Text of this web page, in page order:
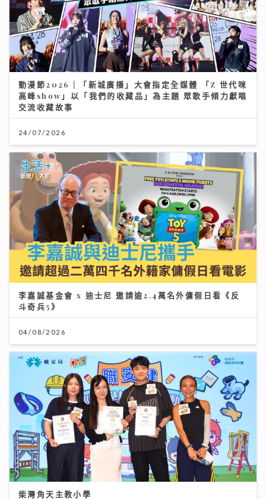
動漫節2026｜「新城廣播」大會指定全媒體 「Z 世代咪
高峰show」以「我們的收藏品」為主題 眾歌手傾力獻唱
交流收藏故事
24/07/2026
李嘉誠基金會 x 迪士尼 邀請逾2.4萬名外傭假日看《反
斗奇兵5》
04/08/2026
柴灣角天主教小學